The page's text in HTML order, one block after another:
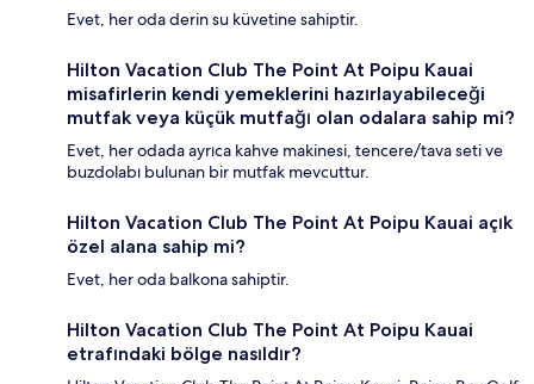
Evet, her oda derin su küvetine sahiptir.
Hilton Vacation Club The Point At Poipu Kauai
misafirlerin kendi yemeklerini hazırlayabileceği
mutfak veya küçük mutfağı olan odalara sahip mi?
Evet, her odada ayrıca kahve makinesi, tencere/tava seti ve
buzdolabı bulunan bir mutfak mevcuttur.
Hilton Vacation Club The Point At Poipu Kauai açık
özel alana sahip mi?
Evet, her oda balkona sahiptir.
Hilton Vacation Club The Point At Poipu Kauai
etrafındaki bölge nasıldır?